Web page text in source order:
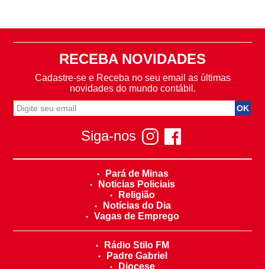
RECEBA NOVIDADES
Cadastre-se e Receba no seu email as últimas
novidades do mundo contábil.
Siga-nos
Pará de Minas
Noticias Policiais
Religião
Notícias do Dia
Vagas de Emprego
Rádio Stilo FM
Padre Gabriel
Diocese